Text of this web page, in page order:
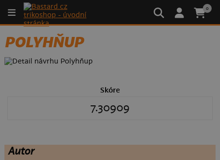
0
POLYHŇUP
Skóre
7.30909
Autor